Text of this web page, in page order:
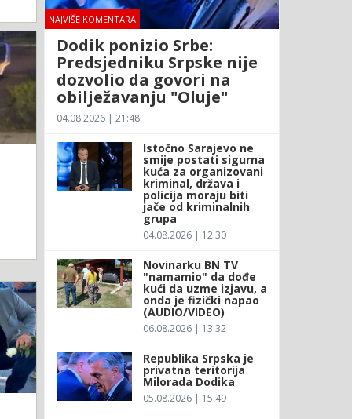
NAJVIŠE KOMENTARA
Dodik ponizio Srbe:
Predsjedniku Srpske nije
dozvolio da govori na
obilježavanju "Oluje"
04.08.2026 | 21:48
Istočno Sarajevo ne
smije postati sigurna
kuća za organizovani
kriminal, država i
policija moraju biti
jače od kriminalnih
grupa
04.08.2026 | 12:30
Novinarku BN TV
"namamio" da dođe
kući da uzme izjavu, a
onda je fizički napao
(AUDIO/VIDEO)
06.08.2026 | 13:32
Republika Srpska je
privatna teritorija
Milorada Dodika
05.08.2026 | 15:49